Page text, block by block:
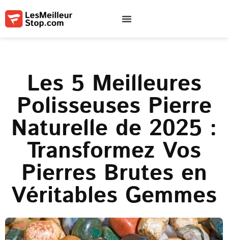
Les 5 Meilleures
Polisseuses Pierre
Naturelle de 2025 :
Transformez Vos
Pierres Brutes en
Véritables Gemmes